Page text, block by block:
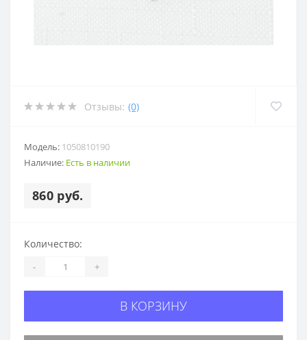
Отзывы: (0)
Модель: 1050810190
Наличие: Есть в наличии
860 руб.
Количество:
- +
В КОРЗИНУ